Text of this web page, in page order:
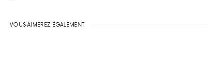
VOUS AIMEREZ ÉGALEMENT